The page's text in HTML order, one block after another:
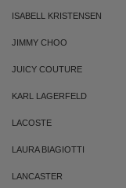
ISABELL KRISTENSEN
JIMMY CHOO
JUICY COUTURE
KARL LAGERFELD
LACOSTE
LAURA BIAGIOTTI
LANCASTER